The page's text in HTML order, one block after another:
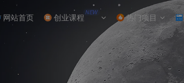
网站首页 创业课程 NEW 热门项目